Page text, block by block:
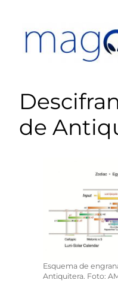
contenido
de
Esquema de
Antiquitera. Foto: